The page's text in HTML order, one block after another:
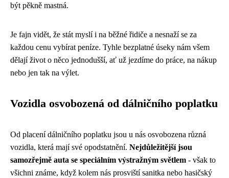
být pěkně mastná.
Je fajn vidět, že stát myslí i na běžné řidiče a nesnaží se za
každou cenu vybírat peníze. Tyhle bezplatné úseky nám všem
dělají život o něco jednodušší, ať už jezdíme do práce, na nákup
nebo jen tak na výlet.
Vozidla osvobozená od dálničního poplatku
Od placení dálničního poplatku jsou u nás osvobozena různá
vozidla, která mají své opodstatnění. Nejdůležitější jsou
samozřejmě auta se speciálním výstražným světlem - však to
všichni známe, když kolem nás prosviští sanitka nebo hasičský